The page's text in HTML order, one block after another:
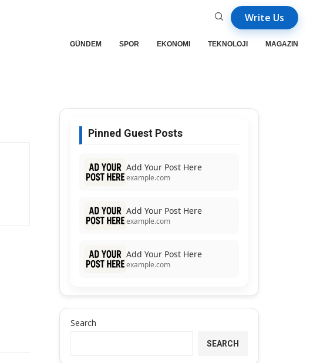
Write Us
GÜNDEM SPOR EKONOMI TEKNOLOJI MAGAZIN
Pinned Guest Posts
Add Your Post Here
example.com
Add Your Post Here
example.com
Add Your Post Here
example.com
Search
SEARCH